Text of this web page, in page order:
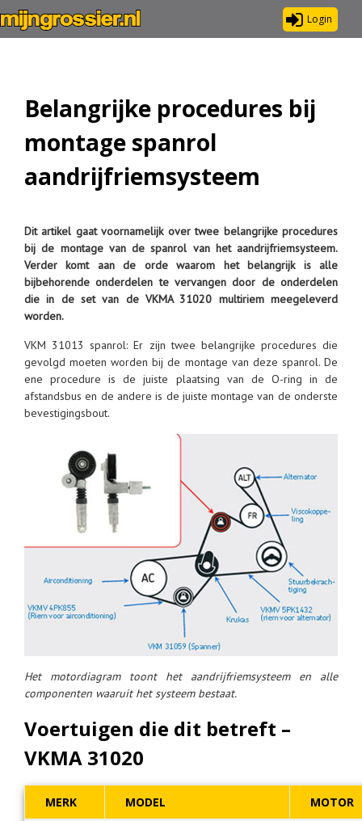
Login
Belangrijke procedures bij
montage spanrol
aandrijfriemsysteem
Dit artikel gaat voornamelijk over twee belangrijke procedures
bij de montage van de spanrol van het aandrijfriemsysteem.
Verder komt aan de orde waarom het belangrijk is alle
bijbehorende onderdelen te vervangen door de onderdelen
die in de set van de VKMA 31020 multiriem meegeleverd
worden.
VKM 31013 spanrol: Er zijn twee belangrijke procedures die
gevolgd moeten worden bij de montage van deze spanrol. De
ene procedure is de juiste plaatsing van de O-ring in de
afstandsbus en de andere is de juiste montage van de onderste
bevestigingsbout.
Het motordiagram toont het aandrijfriemsysteem en alle
componenten waaruit het systeem bestaat.
Voertuigen die dit betreft –
VKMA 31020
MERK MODEL MOTOR